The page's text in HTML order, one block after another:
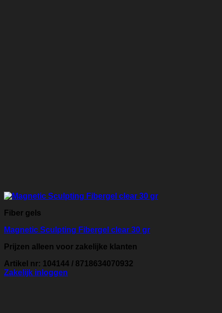
Fiber gels
Magnetic Sculpting Fibergel clear 30 gr
Prijzen alleen voor zakelijke klanten
Artikel nr: 104144 / 8718634070932
Zakelijk inloggen